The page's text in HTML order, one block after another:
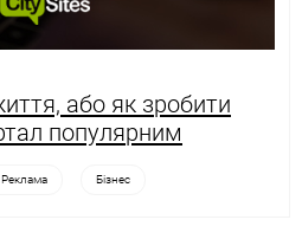
або як зробити
популярним
Реклама Бізнес